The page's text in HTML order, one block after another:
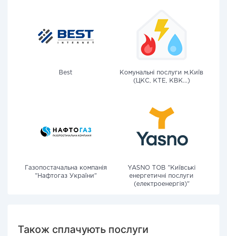
Best
Комунальні послуги м.Київ
(ЦКС, КТЕ, КВК...)
Газопостачальна компанія
"Нафтогаз України"
YASNO ТОВ "Київські
енергетичні послуги
(електроенергія)"
Також сплачують послуги